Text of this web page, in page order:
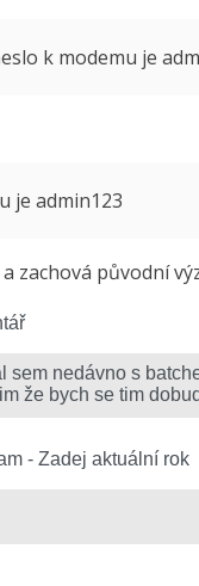
k modemu je
je admin123
zachová původní
- Zadej aktuální rok